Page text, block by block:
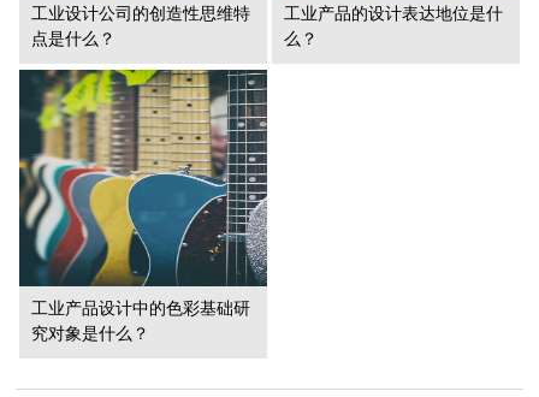
工业设计公司的创造性思维特
点是什么？
工业产品的设计表达地位是什
么？
工业产品设计中的色彩基础研
究对象是什么？